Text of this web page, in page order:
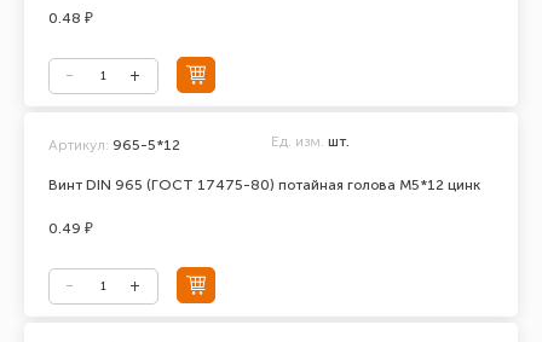
0.48 ₽
Винт DIN 965 (ГОСТ 17475-80) потайная голова М5*12 цинк
Артикул: 965-5*12 Ед. изм. шт.
0.49 ₽